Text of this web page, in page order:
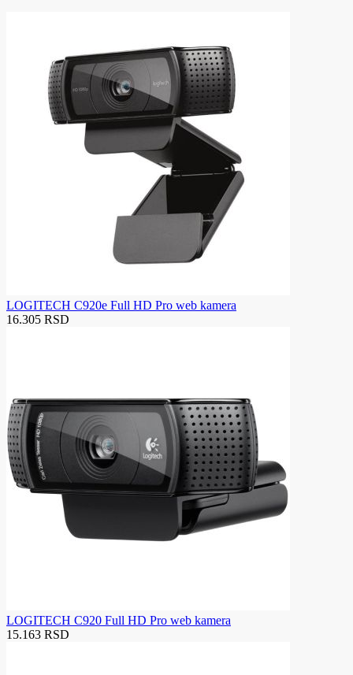
LOGITECH C920e Full HD Pro web kamera
16.305 RSD
LOGITECH C920 Full HD Pro web kamera
15.163 RSD